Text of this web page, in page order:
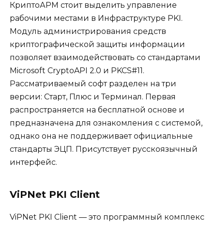
КриптоАРМ стоит выделить управление
рабочими местами в Инфраструктуре PKI.
Модуль администрирования средств
криптографической защиты информации
позволяет взаимодействовать со стандартами
Microsoft CryptoAPI 2.0 и PKCS#11.
Рассматриваемый софт разделен на три
версии: Старт, Плюс и Терминал. Первая
распространяется на бесплатной основе и
предназначена для ознакомления с системой,
однако она не поддерживает официальные
стандарты ЭЦП. Присутствует русскоязычный
интерфейс.
ViPNet PKI Client
ViPNet PKI Client — это программный комплекс